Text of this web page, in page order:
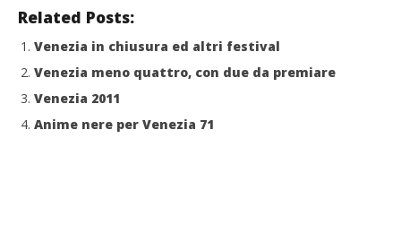
Related Posts:
Venezia in chiusura ed altri festival
Venezia meno quattro, con due da premiare
Venezia 2011
Anime nere per Venezia 71